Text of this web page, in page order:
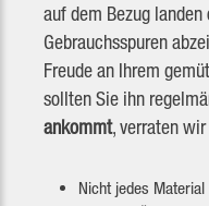
auf dem Bezug
Gebrauchsspuren
Freude an Ihrem
sollten Sie ihn
ankommt, verraten wir
Nicht jedes